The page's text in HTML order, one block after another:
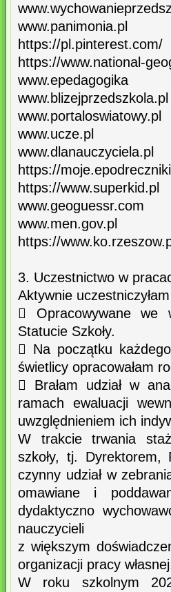
www.panimonia.pl
https://pl.pinterest.com/
https://www.national-
www.epedagogika
www.blizejprzedszkola.pl
www.portaloswiatowy.pl
www.ucze.pl
www.dlanauczyciela.pl
https://
https://www.superkid.pl
www.geoguessr.com
www.men.gov.pl
https://
3. Uczestnictwo w
Aktywnie
 Opracowywane we
Statucie Szkoły.
 Na początku
świetlicy opracowałam
 Brałam udział w
ramach ewaluacji
uwzględnieniem ich
W trakcie trwania
szkoły, tj. Dyrektorem,
czynny udział w
omawiane i
dydaktyczno
nauczycieli
z większym
organizacji pracy
W roku szkolnym